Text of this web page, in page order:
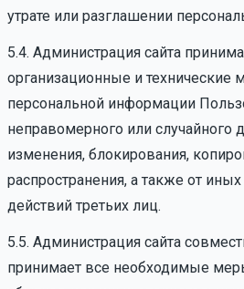
утрате или разглашении
5.4. Администрация сайта
организационные и
персональной информации
неправомерного или случайного
изменения, блокирования,
распространения, а также от
действий третьих лиц.
5.5. Администрация сайта
принимает все необходимые